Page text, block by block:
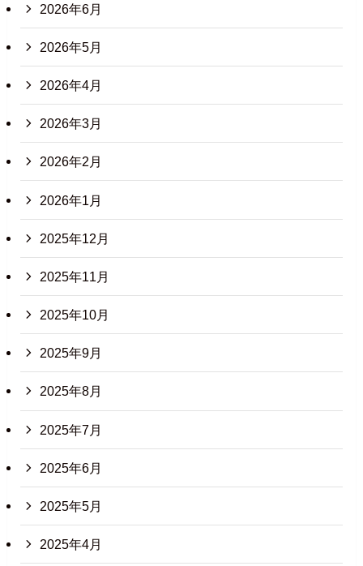
2026年6月
2026年5月
2026年4月
2026年3月
2026年2月
2026年1月
2025年12月
2025年11月
2025年10月
2025年9月
2025年8月
2025年7月
2025年6月
2025年5月
2025年4月